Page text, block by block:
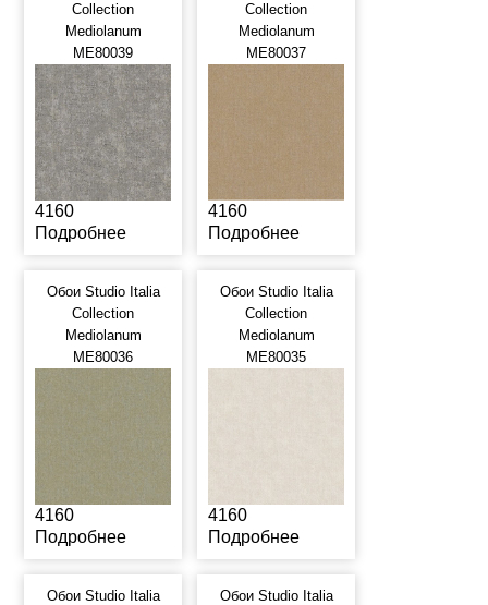
Collection
Mediolanum
ME80039
4160
Подробнее
Collection
Mediolanum
ME80037
4160
Подробнее
Обои Studio Italia
Collection
Mediolanum
ME80036
4160
Подробнее
Обои Studio Italia
Collection
Mediolanum
ME80035
4160
Подробнее
Обои Studio Italia
Обои Studio Italia